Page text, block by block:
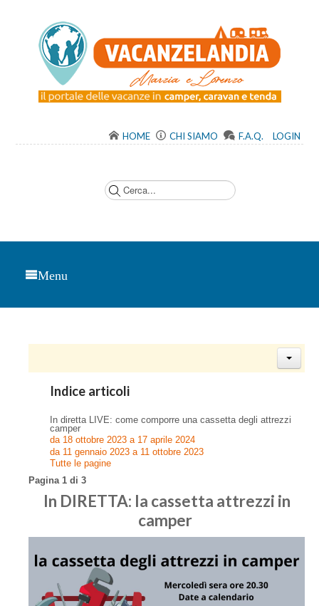
HOME CHI SIAMO F.A.Q. LOGIN
Menu
Indice articoli
In diretta LIVE: come comporre una cassetta degli attrezzi
camper
da 18 ottobre 2023 a 17 aprile 2024
da 11 gennaio 2023 a 11 ottobre 2023
Tutte le pagine
Pagina 1 di 3
In DIRETTA: la cassetta attrezzi in
camper